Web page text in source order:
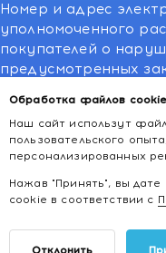
Обработка файлов cookie
Наш сайт использут
пользовательского
персонализированных
Нажав "Принять", вы
cookie в соответствии с
Отклонить
Номер и адрес
уполномоченного
покупателей о
предусмотренных
операторов),
2026 © kakvapteke.by